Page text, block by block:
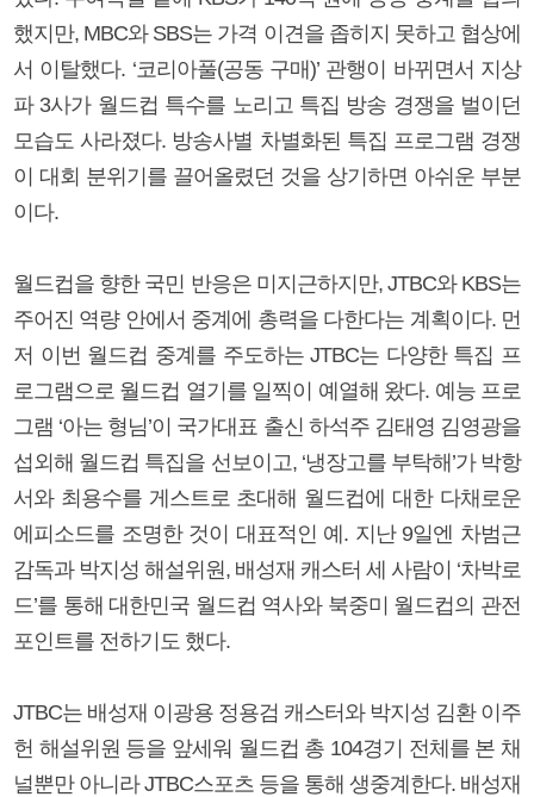
했지만, MBC와 SBS는 가격 이견을 좁히지 못하고 협상에
서 이탈했다. ‘코리아풀(공동 구매)’ 관행이 바뀌면서 지상
파 3사가 월드컵 특수를 노리고 특집 방송 경쟁을 벌이던
모습도 사라졌다. 방송사별 차별화된 특집 프로그램 경쟁
이 대회 분위기를 끌어올렸던 것을 상기하면 아쉬운 부분
이다.
월드컵을 향한 국민 반응은 미지근하지만, JTBC와 KBS는
주어진 역량 안에서 중계에 총력을 다한다는 계획이다. 먼
저 이번 월드컵 중계를 주도하는 JTBC는 다양한 특집 프
로그램으로 월드컵 열기를 일찍이 예열해 왔다. 예능 프로
그램 ‘아는 형님’이 국가대표 출신 하석주 김태영 김영광을
섭외해 월드컵 특집을 선보이고, ‘냉장고를 부탁해’가 박항
서와 최용수를 게스트로 초대해 월드컵에 대한 다채로운
에피소드를 조명한 것이 대표적인 예. 지난 9일엔 차범근
감독과 박지성 해설위원, 배성재 캐스터 세 사람이 ‘차박로
드’를 통해 대한민국 월드컵 역사와 북중미 월드컵의 관전
포인트를 전하기도 했다.
JTBC는 배성재 이광용 정용검 캐스터와 박지성 김환 이주
헌 해설위원 등을 앞세워 월드컵 총 104경기 전체를 본 채
널뿐만 아니라 JTBC스포츠 등을 통해 생중계한다. 배성재